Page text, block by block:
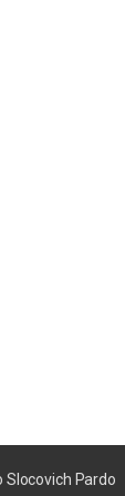
Slocovich Pardo